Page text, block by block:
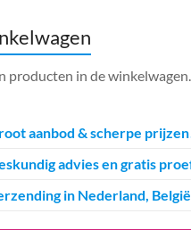
producten in de winkelwagen.
aanbod & scherpe
advies en gratis
in Nederland,